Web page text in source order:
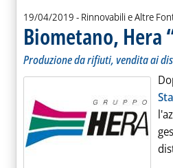
19/04/2019 - Rinnovabili e Altre
Biometano, Hera
Produzione da rifiuti, vendita ai